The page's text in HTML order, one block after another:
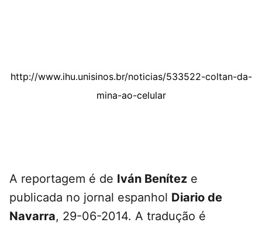
http://www.ihu.unisinos.br/noticias/533522-coltan-da-
mina-ao-celular
A reportagem é de Iván Benítez e
publicada no jornal espanhol Diario de
Navarra, 29-06-2014. A tradução é